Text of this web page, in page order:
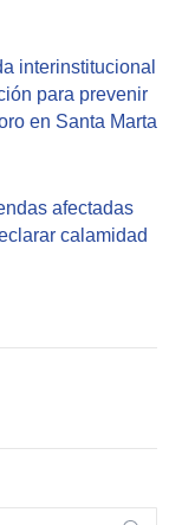
interinstitucional
para prevenir
en Santa Marta
afectadas
calamidad